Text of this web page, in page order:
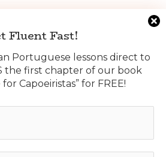
Fluent Fast!
Portuguese lessons direct to
the first chapter of our book
Capoeiristas” for FREE!